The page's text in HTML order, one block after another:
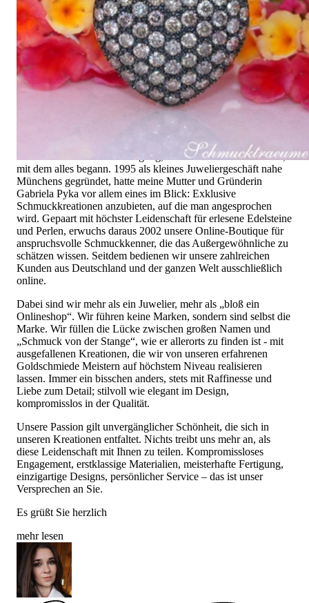
Exklusiver Schmuck, Leidenschaft für
das Außergewöhnliche
Hochwertiger Schmuck ist vor allem eine Frage des
Vertrauens. Zugleich sollte er so einzigartig sein wie die Frau,
die ihn trägt. Schmuck „von der Stange“ werden Sie daher bei
uns ebenso wenig finden wie Hotlines mit langen
Hochwertiger Schmuck ist mehr als „nur ein Accessoire“ - das
ist nicht nur unsere Überzeugung, sondern auch der Gedanke,
mit dem alles begann. 1995 als kleines Juweliergeschäft nahe
Münchens gegründet, hatte meine Mutter und Gründerin
Gabriela Pyka vor allem eines im Blick: Exklusive
Schmuckkreationen anzubieten, auf die man angesprochen
wird. Gepaart mit höchster Leidenschaft für erlesene Edelsteine
und Perlen, erwuchs daraus 2002 unsere Online-Boutique für
anspruchsvolle Schmuckkenner, die das Außergewöhnliche zu
schätzen wissen. Seitdem bedienen wir unsere zahlreichen
Kunden aus Deutschland und der ganzen Welt ausschließlich
online.
Dabei sind wir mehr als ein Juwelier, mehr als „bloß ein
Onlineshop“. Wir führen keine Marken, sondern sind selbst die
Marke. Wir füllen die Lücke zwischen großen Namen und
„Schmuck von der Stange“, wie er allerorts zu finden ist - mit
ausgefallenen Kreationen, die wir von unseren erfahrenen
Goldschmiede Meistern auf höchstem Niveau realisieren
lassen. Immer ein bisschen anders, stets mit Raffinesse und
Liebe zum Detail; stilvoll wie elegant im Design,
kompromisslos in der Qualität.
Unsere Passion gilt unvergänglicher Schönheit, die sich in
unseren Kreationen entfaltet. Nichts treibt uns mehr an, als
diese Leidenschaft mit Ihnen zu teilen. Kompromissloses
Engagement, erstklassige Materialien, meisterhafte Fertigung,
einzigartige Designs, persönlicher Service – das ist unser
Versprechen an Sie.
Es grüßt Sie herzlich
mehr lesen